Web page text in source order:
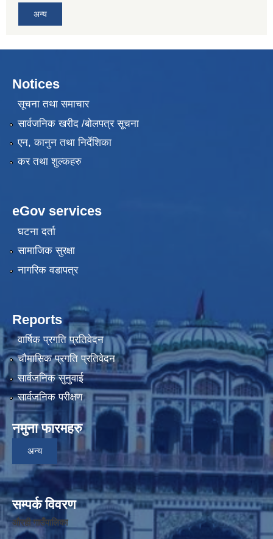
अन्य
Notices
सूचना तथा समाचार
सार्वजनिक खरीद /बोलपत्र सूचना
एन, कानुन तथा निर्देशिका
कर तथा शुल्कहरु
eGov services
घटना दर्ता
सामाजिक सुरक्षा
नागरिक वडापत्र
Reports
वार्षिक प्रगति प्रतिवेदन
चौमासिक प्रगति प्रतिवेदन
सार्वजनिक सुनुवाई
सार्वजनिक परीक्षण
नमुना फारमहरु
अन्य
सम्पर्क विवरण
औरही गाउँपालिका